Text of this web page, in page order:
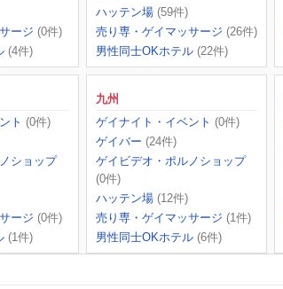
ージ (0件)
(4件)
ハッテン場 (59件)
売り専・ゲイマッサージ (26件)
男性同士OKホテル (22件)
ト (0件)
ショップ
ージ (0件)
(1件)
九州
ゲイナイト・イベント (0件)
ゲイバー (24件)
ゲイビデオ・ポルノショップ
(0件)
ハッテン場 (12件)
売り専・ゲイマッサージ (1件)
男性同士OKホテル (6件)